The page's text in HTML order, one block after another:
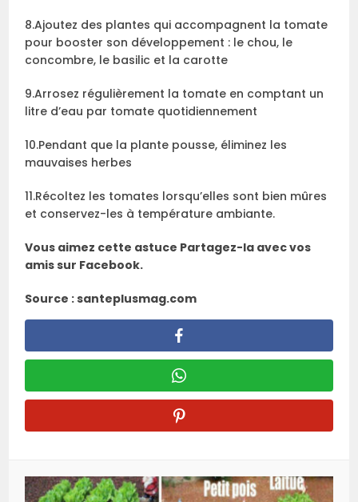
8.Ajoutez des plantes qui accompagnent la tomate
pour booster son développement : le chou, le
concombre, le basilic et la carotte
9.Arrosez régulièrement la tomate en comptant un
litre d’eau par tomate quotidiennement
10.Pendant que la plante pousse, éliminez les
mauvaises herbes
11.Récoltez les tomates lorsqu’elles sont bien mûres
et conservez-les à température ambiante.
Vous aimez cette astuce Partagez-la avec vos
amis sur Facebook.
Source : santeplusmag.com